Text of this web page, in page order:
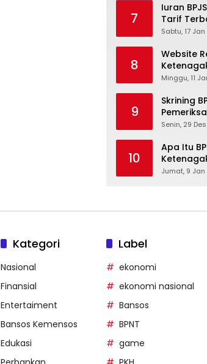
7
Iuran
Tarif
Cara
JKN-KIS
Sabtu, 17
8
Website
Lengkap
Minggu, 11
9
Skrining
Daftar &
Senin, 29
10
Apa Itu
Lengkap
Jumat, 9 Jan
Kategori
Nasional
Finansial
Entertaiment
Bansos Kemensos
Edukasi
Label
ekonomi
ekonomi nasional
Bansos
BPNT
game